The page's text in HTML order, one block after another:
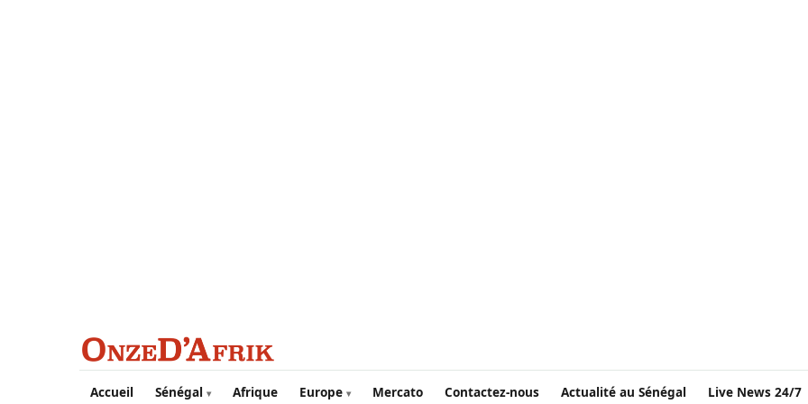
Aller au contenu principal
Accueil Sénégal Afrique Europe Mercato Contactez-nous Actualité au Sénégal Live News 24/7